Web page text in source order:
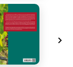
